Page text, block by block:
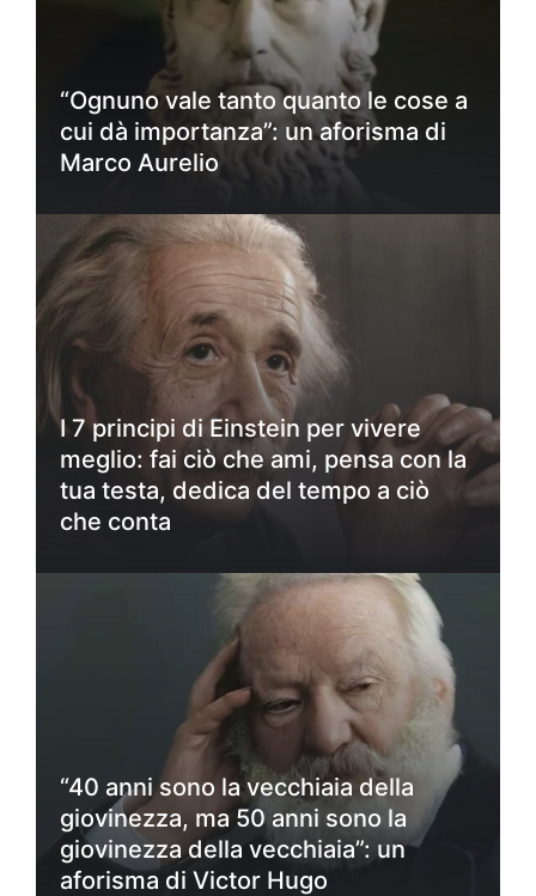
“Ognuno vale tanto quanto le cose a
cui dà importanza”: un aforisma di
Marco Aurelio
I 7 principi di Einstein per vivere
meglio: fai ciò che ami, pensa con la
tua testa, dedica del tempo a ciò
che conta
“40 anni sono la vecchiaia della
giovinezza, ma 50 anni sono la
giovinezza della vecchiaia”: un
aforisma di Victor Hugo